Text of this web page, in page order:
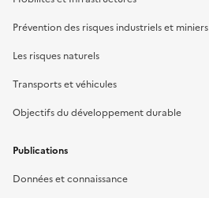
Prévention des risques industriels et miniers
Les risques naturels
Transports et véhicules
Objectifs du développement durable
Publications
Données et connaissance